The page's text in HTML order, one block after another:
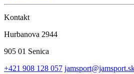
Kontakt
Hurbanova 2944
905 01 Senica
+421 908 128 057